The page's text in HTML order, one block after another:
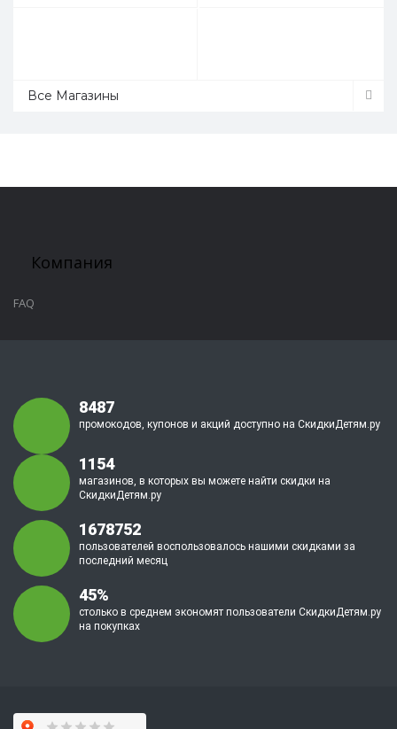
Все Магазины
Компания
FAQ
8487
промокодов, купонов и акций доступно на СкидкиДетям.ру
1154
магазинов, в которых вы можете найти скидки на
СкидкиДетям.ру
1678752
пользователей воспользовалось нашими скидками за
последний месяц
45%
столько в среднем экономят пользователи СкидкиДетям.ру
на покупках